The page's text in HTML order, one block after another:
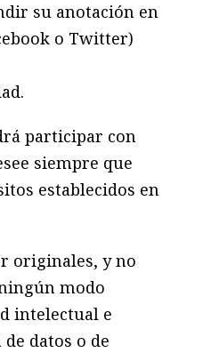
su anotación en
o Twitter)
participar con
siempre que
establecidos en
originales, y no
modo
intelectual e
datos o de